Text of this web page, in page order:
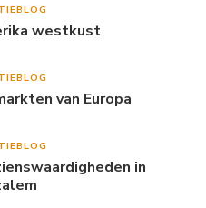
westkust
van Europa
in